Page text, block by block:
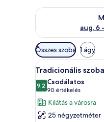
aug. 6
A ma esti
Szobákhoz
rendelkezésre
álló
szűrők
Összes szoba 1 ágy
A
következő
szoba
összes
képének
8
Tradicionális
9,210-ből 9,2
Csodálatos
90 értékelés
(90
értékelés)
Kilátás a városra
25 négyzetméter